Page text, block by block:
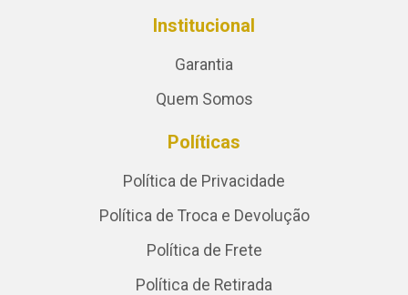
Institucional
Garantia
Quem Somos
Políticas
Política de Privacidade
Política de Troca e Devolução
Política de Frete
Política de Retirada